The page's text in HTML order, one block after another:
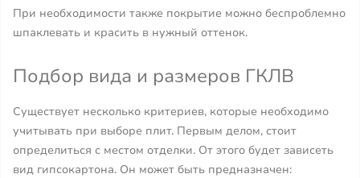
При необходимости также покрытие можно беспроблемно
шпаклевать и красить в нужный оттенок.
Подбор вида и размеров ГКЛВ
Существует несколько критериев, которые необходимо
учитывать при выборе плит. Первым делом, стоит
определиться с местом отделки. От этого будет зависеть
вид гипсокартона. Он может быть предназначен: